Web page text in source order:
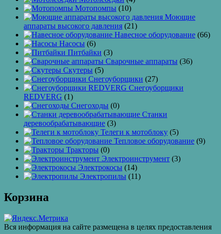
Мотопомпы (10)
Моющие
аппараты высокого давления (21)
Навесное оборудование (66)
Насосы (6)
Питбайки (3)
Сварочные аппараты (36)
Скутеры (5)
Снегоуборщики (27)
Снегоуборщики
REDVERG (1)
Снегоходы (0)
Станки
деревообрабатывающие (3)
Телеги к мотоблоку (5)
Тепловое оборудование (9)
Тракторы (0)
Электроинструмент (3)
Электрокосы (14)
Электропилы (11)
Корзина
Вся информация на сайте размещена в целях предоставления